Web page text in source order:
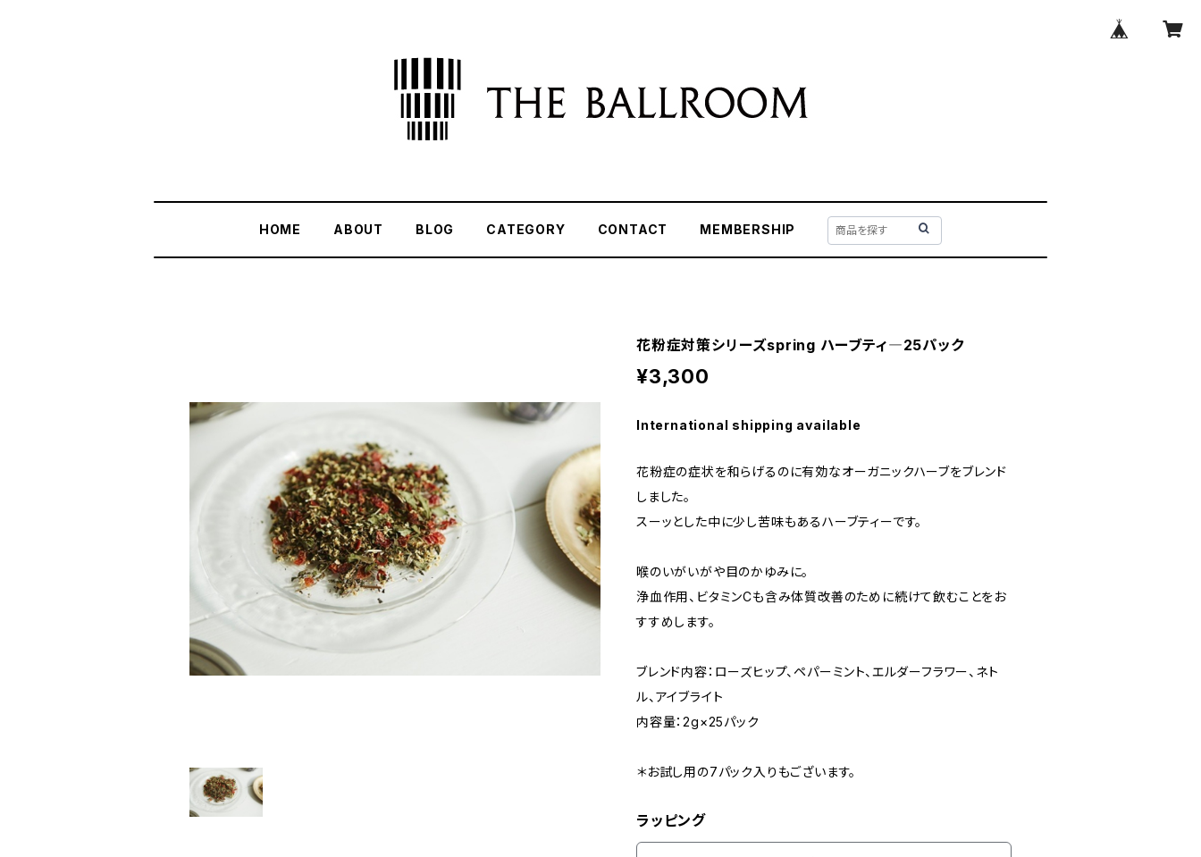
HOME ABOUT BLOG CATEGORY CONTACT MEMBERSHIP
花粉症対策シリーズspring ハーブティ―25パック
¥3,300
International shipping available
花粉症の症状を和らげるのに有効なオーガニックハーブをブレンド
しました。
スーッとした中に少し苦味もあるハーブティーです。
喉のいがいがや目のかゆみに。
浄血作用、ビタミンCも含み体質改善のために続けて飲むことをお
すすめします。
ブレンド内容：ローズヒップ、ペパーミント、エルダーフラワー、ネト
ル、アイブライト
内容量：2g×25パック
＊お試し用の7パック入りもございます。
ラッピング